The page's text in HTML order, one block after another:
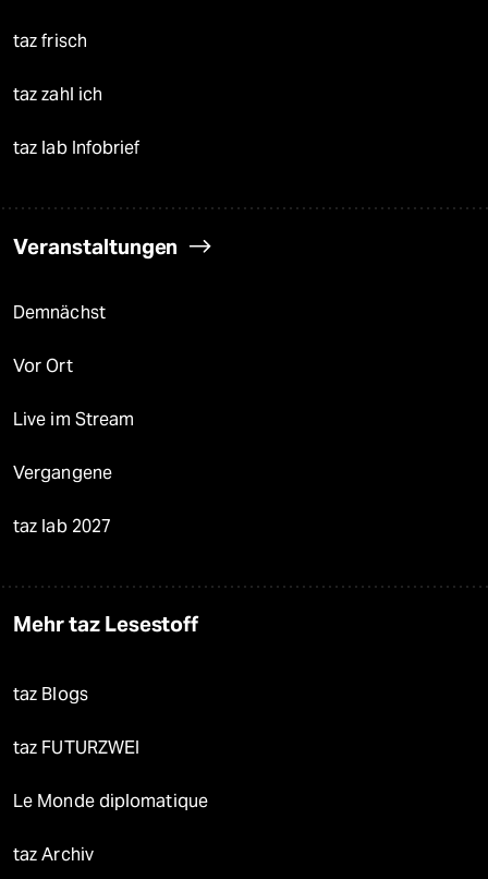
taz frisch
taz zahl ich
taz lab Infobrief
Veranstaltungen
Demnächst
Vor Ort
Live im Stream
Vergangene
taz lab 2027
Mehr taz Lesestoff
taz Blogs
taz FUTURZWEI
Le Monde diplomatique
taz Archiv